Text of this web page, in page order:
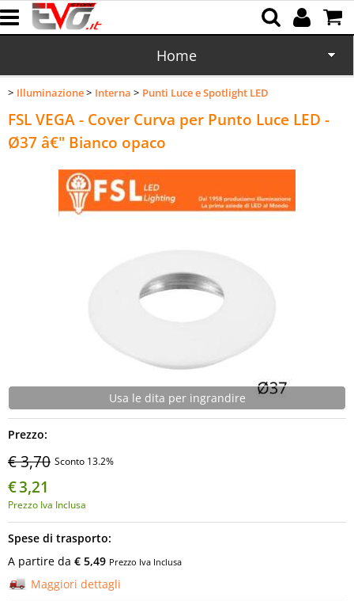
Home
CD/DVD
Memorie
Batterie
Cartucce
Cellulari
AudioVideo
Illuminazione Interna Punti Luce e Spotlight LED
FSL VEGA - Cover Curva per Punto Luce LED -
Ø37 â€" Bianco opaco
Usa le dita per ingrandire
Prezzo:
€ 3,70 Sconto 13.2%
€3,21
Prezzo Iva Inclusa
Spese di trasporto:
A partire da € 5,49 Prezzo Iva Inclusa
Maggiori dettagli